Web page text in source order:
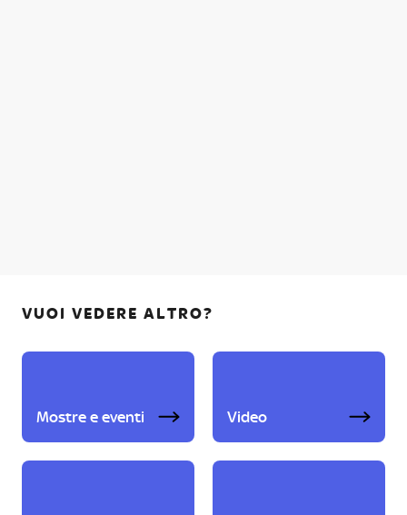
VUOI VEDERE ALTRO?
Mostre e eventi Video